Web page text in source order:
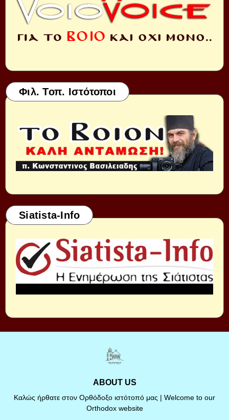
Φιλ. Τοπ. Ιστότοποι
Siatista-Info
ABOUT US
Καλώς ήρθατε στον Ορθόδοξο ιστότοπό μας | Welcome to our
Orthodox website